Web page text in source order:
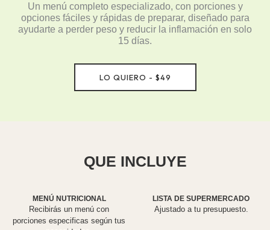
Un menú completo especializado, con porciones y
opciones fáciles y rápidas de preparar, diseñado para
ayudarte a perder peso y reducir la inflamación en solo
15 días.
LO QUIERO - $49
QUE INCLUYE
MENÚ NUTRICIONAL
Recibirás un menú con
porciones especificas según tus
LISTA DE SUPERMERCADO
Ajustado a tu presupuesto.